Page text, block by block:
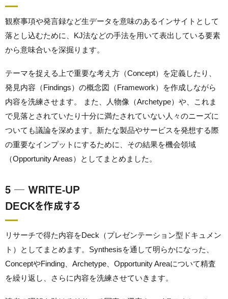
観察事項や発言録など生データを意味のあるインサイトとして
落とし込むために、KJ法などの手法を用いて表出している要素
から意味合いを深掘ります。
テーマを捉える上で重要な考え方（Concept）を定義したり、
発見内容（Findings）の概念図（Framework）を作成しながら
内容を洗練させます。 また、人物像（Archetype）や、これま
で見落とされていたり十分に満たされていない人々のニーズに
ついても議論を深めます。新たな製品やサービスを発想する際
の重要なインプットにするために、その結果を機会領域
（Opportunity Areas）としてまとめました。
5 ─ WRITE-UP
DECKを作成する
リサーチで得た内容をDeck（プレゼンテーション型ドキュメン
ト）としてまとめます。Synthesisを通して明らかになった、
ConceptやFinding、Archetype、Opportunity Areaについて精査
を繰り返し、さらに内容を洗練させていきます。